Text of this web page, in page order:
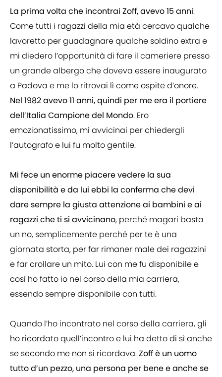
La prima volta che incontrai Zoff, avevo 15 anni.
Come tutti i ragazzi della mia età cercavo qualche
lavoretto per guadagnare qualche soldino extra e
mi diedero l’opportunità di fare il cameriere presso
un grande albergo che doveva essere inaugurato
a Padova e me lo ritrovai lì come ospite d’onore.
Nel 1982 avevo 11 anni, quindi per me era il portiere
dell’Italia Campione del Mondo. Ero
emozionatissimo, mi avvicinai per chiedergli
l’autografo e lui fu molto gentile.
Mi fece un enorme piacere vedere la sua
disponibilità e da lui ebbi la conferma che devi
dare sempre la giusta attenzione ai bambini e ai
ragazzi che ti si avvicinano, perché magari basta
un no, semplicemente perché per te è una
giornata storta, per far rimaner male dei ragazzini
e far crollare un mito. Lui con me fu disponibile e
così ho fatto io nel corso della mia carriera,
essendo sempre disponibile con tutti.
Quando l’ho incontrato nel corso della carriera, gli
ho ricordato quell’incontro e lui ha detto di sì anche
se secondo me non si ricordava.Zoff è un uomo
tutto d’un pezzo, una persona per bene e anche se